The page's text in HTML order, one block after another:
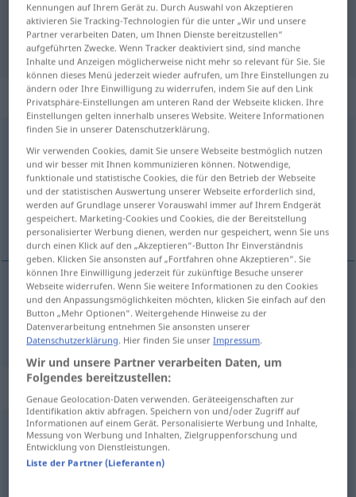
"sprachlos" Italienisch Übersetzung
„sprachlos“: Adjektiv
sprachlos
Übersicht aller Übersetzungen
(Für mehr Details die Übersetzung anklicken/antippen)
senza parole
senza parole sprachlos
„sprachlos“: Adverb
sprachlosadv
Übersicht aller Übersetzungen
Kennungen auf Ihrem Gerät zu. Durch Auswahl von Akzeptieren
aktivieren Sie Tracking-Technologien für die unter „Wir und unsere
Partner verarbeiten Daten, um Ihnen Dienste bereitzustellen“
aufgeführten Zwecke. Wenn Tracker deaktiviert sind, sind manche
Inhalte und Anzeigen möglicherweise nicht mehr so relevant für Sie. Sie
können dieses Menü jederzeit wieder aufrufen, um Ihre Einstellungen zu
ändern oder Ihre Einwilligung zu widerrufen, indem Sie auf den Link
Privatsphäre-Einstellungen am unteren Rand der Webseite klicken. Ihre
Einstellungen gelten innerhalb unseres Website. Weitere Informationen
finden Sie in unserer Datenschutzerklärung.
Wir verwenden Cookies, damit Sie unsere Webseite bestmöglich nutzen
und wir besser mit Ihnen kommunizieren können. Notwendige,
funktionale und statistische Cookies, die für den Betrieb der Webseite
und der statistischen Auswertung unserer Webseite erforderlich sind,
werden auf Grundlage unserer Vorauswahl immer auf Ihrem Endgerät
gespeichert. Marketing-Cookies und Cookies, die der Bereitstellung
personalisierter Werbung dienen, werden nur gespeichert, wenn Sie uns
durch einen Klick auf den „Akzeptieren“-Button Ihr Einverständnis
geben. Klicken Sie ansonsten auf „Fortfahren ohne Akzeptieren“. Sie
können Ihre Einwilligung jederzeit für zukünftige Besuche unserer
Webseite widerrufen. Wenn Sie weitere Informationen zu den Cookies
und den Anpassungsmöglichkeiten möchten, klicken Sie einfach auf den
Button „Mehr Optionen“. Weitergehende Hinweise zu der
Datenverarbeitung entnehmen Sie ansonsten unserer
Datenschutzerklärung. Hier finden Sie unserImpressum.
Wir und unsere Partner verarbeiten Daten, um
Folgendes bereitzustellen:
Genaue Geolocation-Daten verwenden. Geräteeigenschaften zur
Identifikation aktiv abfragen. Speichern von und/oder Zugriff auf
Informationen auf einem Gerät. Personalisierte Werbung und Inhalte,
Messung von Werbung und Inhalten, Zielgruppenforschung und
Entwicklung von Dienstleistungen.
Liste der Partner (Lieferanten)